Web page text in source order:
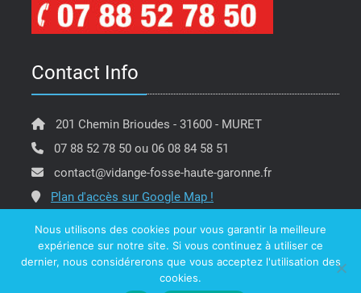
Contact Info
201 Chemin Brioudes - 31600 - MURET
07 88 52 78 50 ou 06 08 84 58 51
contact@vidange-fosse-haute-garonne.fr
Plan d'accès sur Google Map !
Copyright @ ATR 42 Vidange Fosse Haute Garonne -
Nous utilisons des cookies pour vous garantir la meilleure
expérience sur notre site. Si vous continuez à utiliser ce
dernier, nous considérerons que vous acceptez l'utilisation des
cookies.